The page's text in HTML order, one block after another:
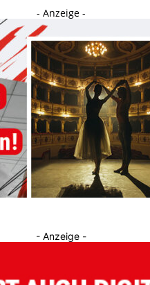
Journal
- Anzeige -
- Anzeige -